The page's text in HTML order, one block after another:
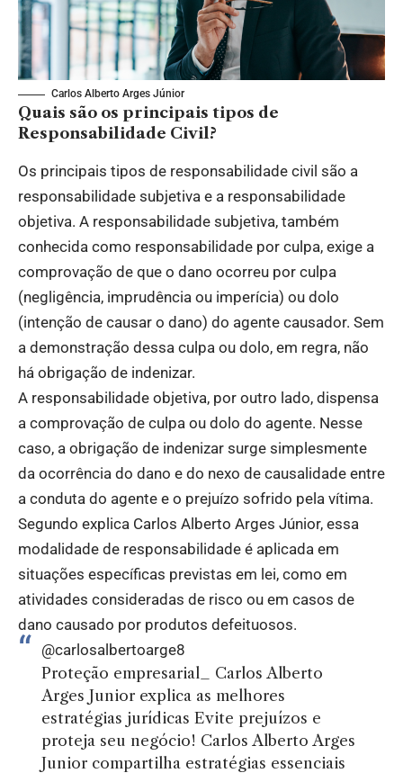
Carlos Alberto Arges Júnior
Quais são os principais tipos de
Responsabilidade Civil?
Os principais tipos de responsabilidade civil são a
responsabilidade subjetiva e a responsabilidade
objetiva. A responsabilidade subjetiva, também
conhecida como responsabilidade por culpa, exige a
comprovação de que o dano ocorreu por culpa
(negligência, imprudência ou imperícia) ou dolo
(intenção de causar o dano) do agente causador. Sem
a demonstração dessa culpa ou dolo, em regra, não
há obrigação de indenizar.
A responsabilidade objetiva, por outro lado, dispensa
a comprovação de culpa ou dolo do agente. Nesse
caso, a obrigação de indenizar surge simplesmente
da ocorrência do dano e do nexo de causalidade entre
a conduta do agente e o prejuízo sofrido pela vítima.
Segundo explica Carlos Alberto Arges Júnior, essa
modalidade de responsabilidade é aplicada em
situações específicas previstas em lei, como em
atividades consideradas de risco ou em casos de
dano causado por produtos defeituosos.
@carlosalbertoarge8
Proteção empresarial_ Carlos Alberto
Arges Junior explica as melhores
estratégias jurídicas Evite prejuízos e
proteja seu negócio! Carlos Alberto Arges
Junior compartilha estratégias essenciais